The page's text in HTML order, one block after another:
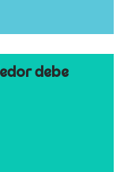
debe